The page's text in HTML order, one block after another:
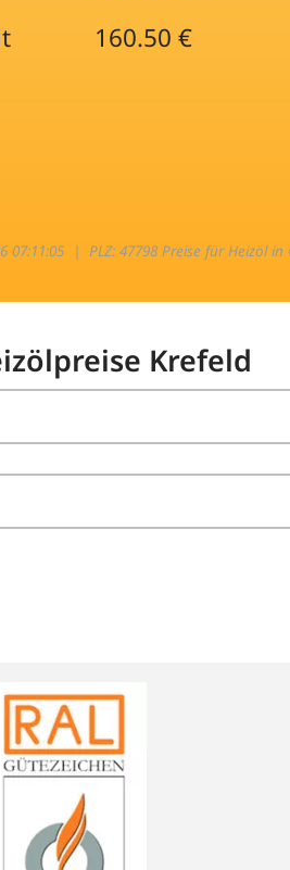
160.50 €
07:11:05 |PLZ: 47798 Preise für Heizöl
Krefeld